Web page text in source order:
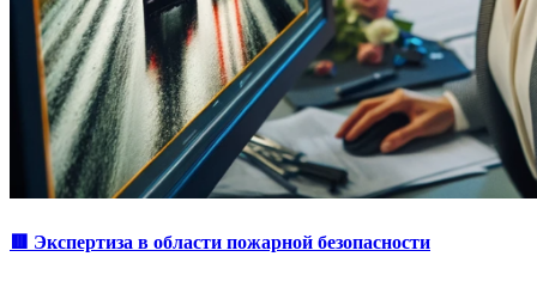
🟥 Экспертиза в области пожарной безопасности